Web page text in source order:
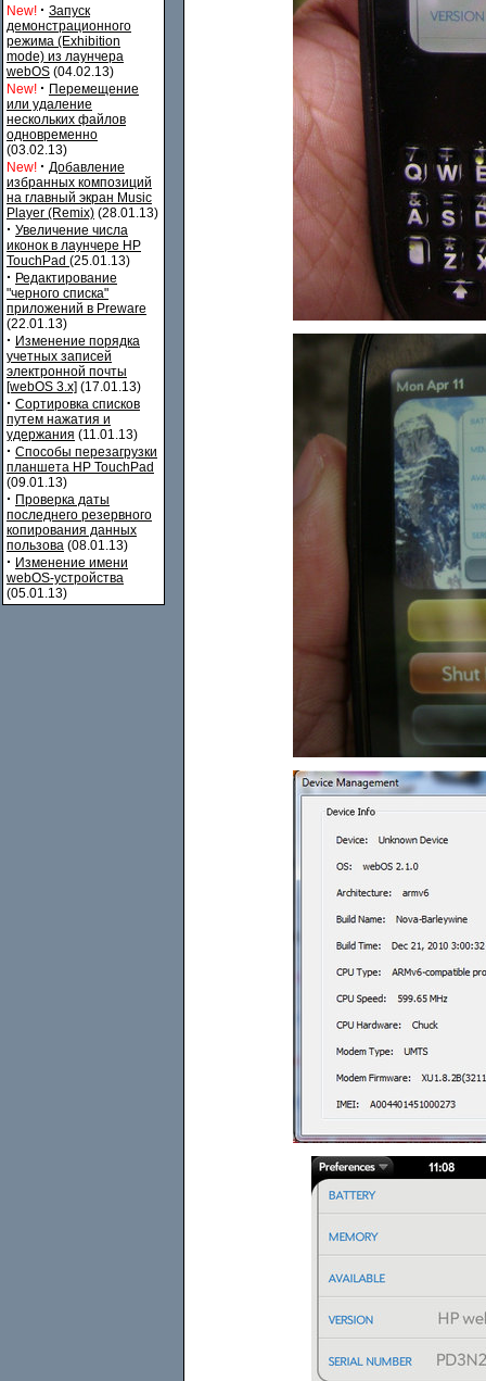
New! · Запуск
демонстрационного
режима (Exhibition
mode) из лаунчера
webOS (04.02.13)
New! · Перемещение
или удаление
нескольких файлов
одновременно
(03.02.13)
New! · Добавление
избранных композиций
на главный экран Music
Player (Remix) (28.01.13)
· Увеличение числа
иконок в лаунчере HP
TouchPad (25.01.13)
· Редактирование
"черного списка"
приложений в Preware
(22.01.13)
· Изменение порядка
учетных записей
электронной почты
[webOS 3.x] (17.01.13)
· Сортировка списков
путем нажатия и
удержания (11.01.13)
· Способы перезагрузки
планшета HP TouchPad
(09.01.13)
· Проверка даты
последнего резервного
копирования данных
пользова (08.01.13)
· Изменение имени
webOS-устройства
(05.01.13)